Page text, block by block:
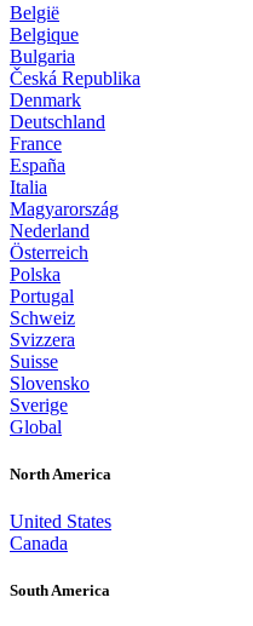
België
Belgique
Bulgaria
Česká Republika
Denmark
Deutschland
France
España
Italia
Magyarország
Nederland
Österreich
Polska
Portugal
Schweiz
Svizzera
Suisse
Slovensko
Sverige
Global
North America
United States
Canada
South America